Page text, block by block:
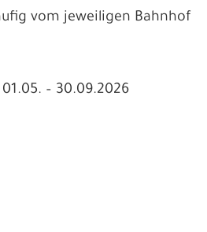
vom jeweiligen Bahnhof
– 30.09.2026